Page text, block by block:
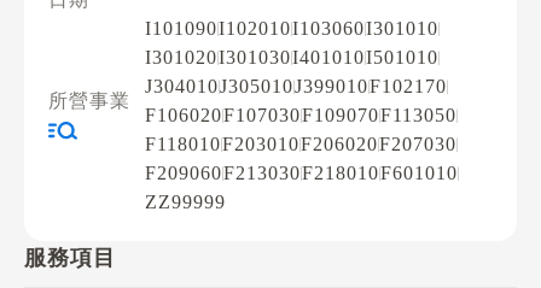
所營事業
I101090I102010I103060I301010
I301020I301030I401010I501010
J304010J305010J399010F102170
F106020F107030F109070F113050
F118010F203010F206020F207030
F209060F213030F218010F601010
ZZ99999
服務項目